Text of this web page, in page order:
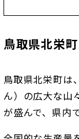
鳥取県北栄
鳥取県北栄町は
ん）の広大な山
が盛んで、県内